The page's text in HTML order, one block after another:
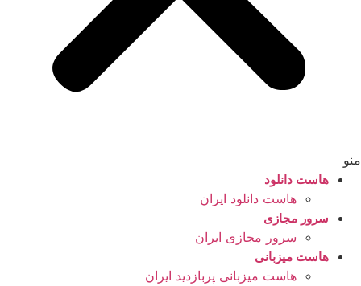
منو
هاست دانلود
هاست دانلود ایران
سرور مجازی
سرور مجازی ایران
هاست میزبانی
هاست میزبانی پربازدید ایران